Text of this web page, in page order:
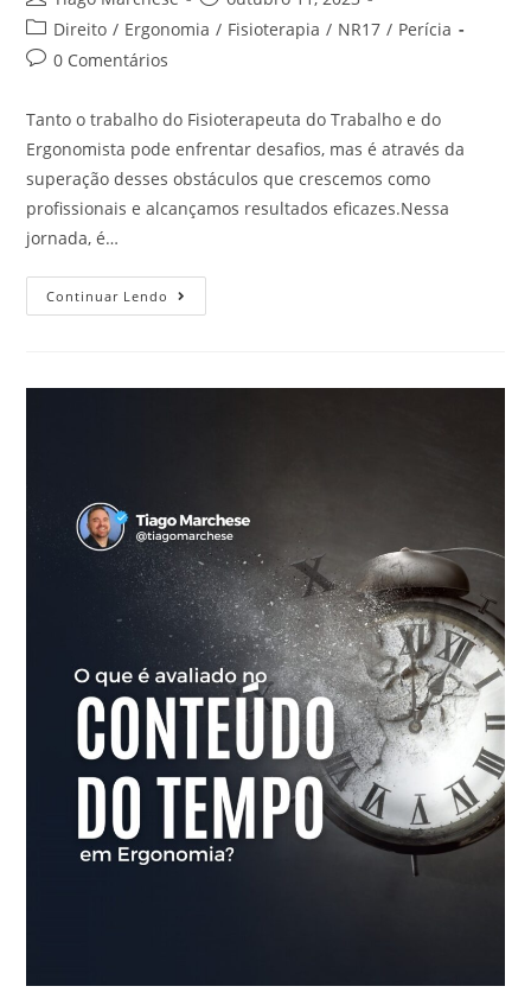
Direito / Ergonomia / Fisioterapia / NR17 / Perícia
0 Comentários
Tanto o trabalho do Fisioterapeuta do Trabalho e do
Ergonomista pode enfrentar desafios, mas é através da
superação desses obstáculos que crescemos como
profissionais e alcançamos resultados eficazes.Nessa
jornada, é…
Continuar Lendo